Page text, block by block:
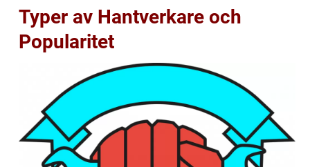
Typer av Hantverkare och
Popularitet